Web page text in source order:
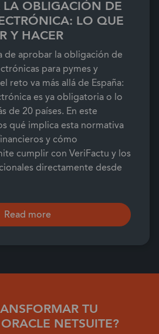
LA OBLIGACIÓN DE
LO QUE
Y HACER
de aprobar la obligación de
para pymes y
reto va más allá de España:
es ya obligatoria o lo
de 20 países. En este
qué implica esta normativa
y cómo
cumplir con VeriFactu y los
directamente desde
Read more
TU
NETSUITE?